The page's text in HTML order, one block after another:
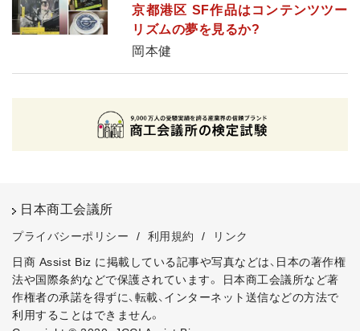
京都港区 SF作品はコンテンツツー
リズムの夢を見るか?
岡本健
日本商工会議所
プライバシーポリシー / 利用規約 /
リンク
日商 Assist Biz に掲載している記事や写真などは、日本の著作権
法や国際条約などで保護されています。
日本商工会議所など著
作権者の承諾を得ずに、転載、インターネット送信などの方法で
利用することはできません。